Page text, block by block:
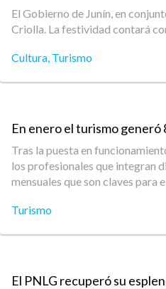
El Gobierno de Junín, en
Criolla. La festividad contará
Cultura, Turismo
En enero el turismo generó
Tras la puesta en
los profesionales que integran
mensuales que son claves
Turismo
El PNLG recuperó su